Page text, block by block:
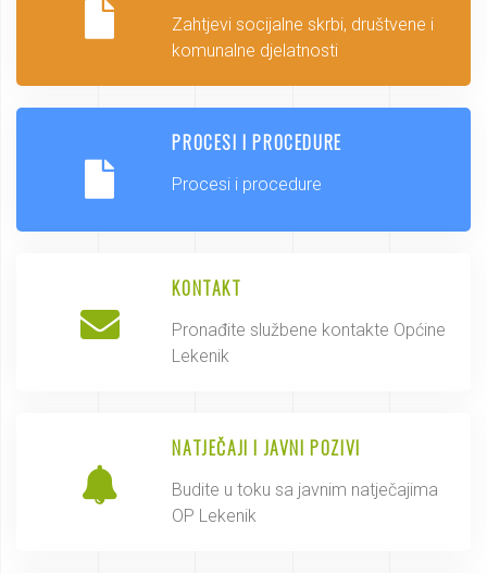
Zahtjevi socijalne skrbi, društvene i
komunalne djelatnosti
PROCESI I PROCEDURE
Procesi i procedure
KONTAKT
Pronađite službene kontakte Općine
Lekenik
NATJEČAJI I JAVNI POZIVI
Budite u toku sa javnim natječajima
OP Lekenik